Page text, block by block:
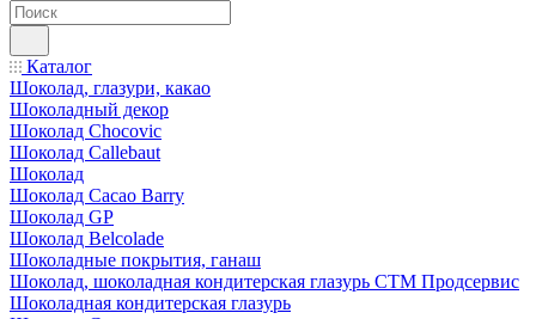
Каталог
Шоколад, глазури, какао
Шоколадный декор
Шоколад Chocovic
Шоколад Callebaut
Шоколад
Шоколад Cacao Barry
Шоколад GP
Шоколад Belcolade
Шоколадные покрытия, ганаш
Шоколад, шоколадная кондитерская глазурь СТМ Продсервис
Шоколадная кондитерская глазурь